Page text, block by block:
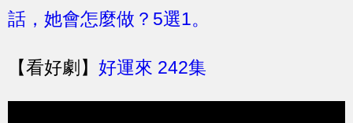
話，她會怎麼做？5選1。
【看好劇】 好運來 242集